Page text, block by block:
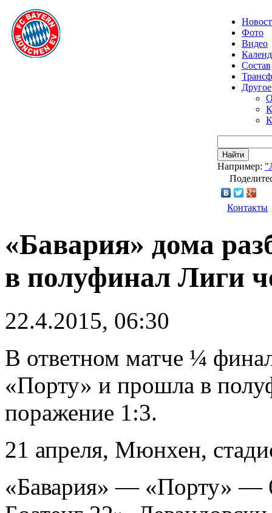
Фото
Видео
Состав
Другое
Найти
Например:
Контакты
«Бавария» дома
в полуфинал Лиги
22.4.2015, 06:30
В ответном матче ¼
«Порту» и прошла в
поражение 1:3.
21 апреля, Мюнхен,
«Бавария» — «Порту» —